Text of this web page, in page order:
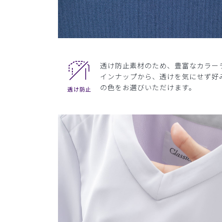
透け防止素材のため、豊富なカラー
インナップから、透けを気にせず好
の色をお選びいただけます。